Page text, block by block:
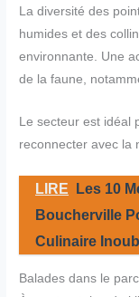
La diversité des
humides et des
environnante. Une
de la faune,
Le secteur est idéal
reconnecter avec la
LIRE
Les 10
Boucherville
Culinaire
Balades dans le